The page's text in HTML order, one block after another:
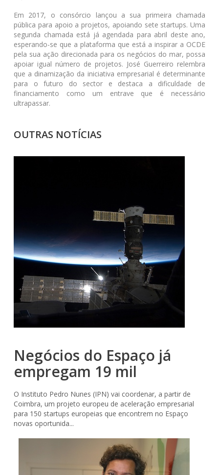
Em 2017, o consórcio lançou a sua primeira chamada
pública para apoio a projetos, apoiando sete startups. Uma
segunda chamada está já agendada para abril deste ano,
esperando-se que a plataforma que está a inspirar a OCDE
pela sua ação direcionada para os negócios do mar, possa
apoiar igual número de projetos. José Guerreiro relembra
que a dinamização da iniciativa empresarial é determinante
para o futuro do sector e destaca a dificuldade de
financiamento como um entrave que é necessário
ultrapassar.
OUTRAS NOTÍCIAS
Negócios do Espaço já
empregam 19 mil
O Instituto Pedro Nunes (IPN) vai coordenar, a partir de
Coimbra, um projeto europeu de aceleração empresarial
para 150 startups europeias que encontrem no Espaço
novas oportunida...